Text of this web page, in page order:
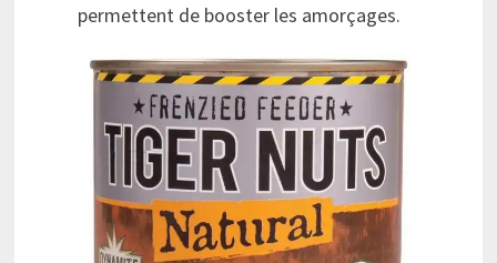
permettent de booster les amorçages.